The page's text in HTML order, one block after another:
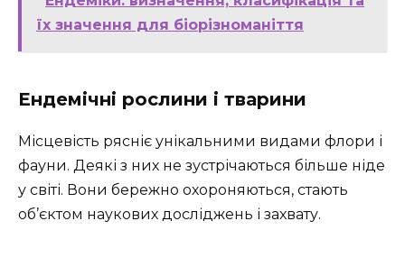
їх значення для біорізноманіття
Ендемічні рослини і тварини
Місцевість рясніє унікальними видами флори і
фауни. Деякі з них не зустрічаються більше ніде
у світі. Вони бережно охороняються, стають
об’єктом наукових досліджень і захвату.